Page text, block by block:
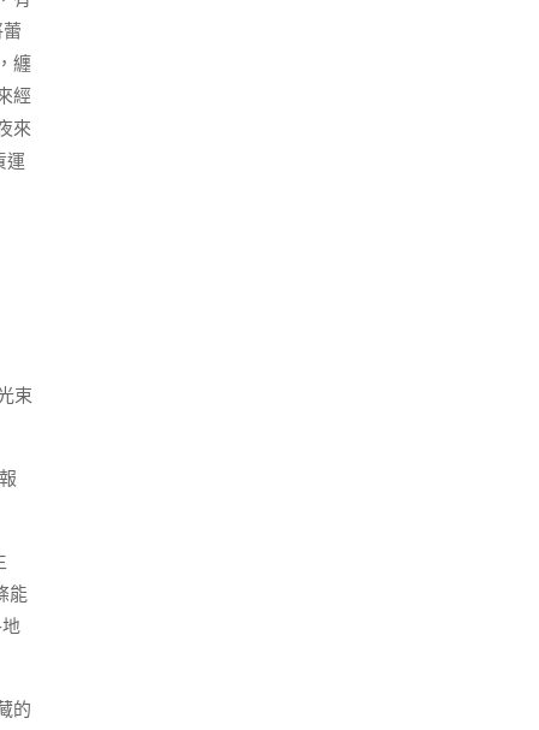
蕾
纏
經
來
運
束
能
的